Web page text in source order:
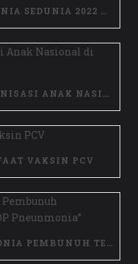
VAKSIN PCV
RADIO TALKSHOW “PNEUMONIA PEMBUNUH TERLUPAKAN, LAWAN DENGAN STOP PNEUNMONIA”